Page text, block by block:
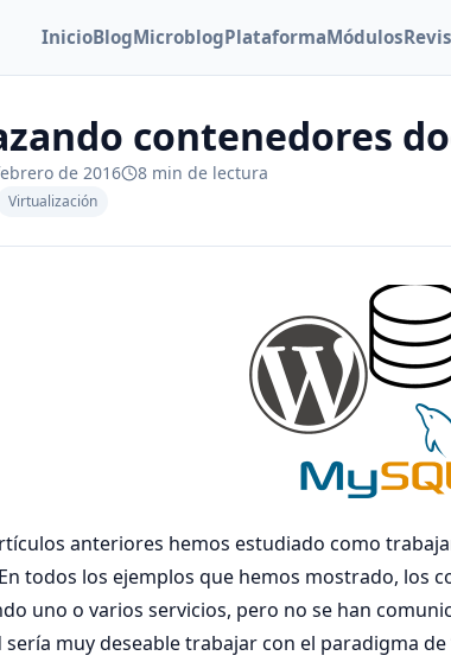
InicioBlogMicroblogPlataformaMódulos
contenedores
de 2016 8 min de lectura
Virtualización
anteriores hemos estudiado como
todos los ejemplos que hemos mostrado, los
uno o varios servicios, pero no se han
sería muy deseable trabajar con el paradigma